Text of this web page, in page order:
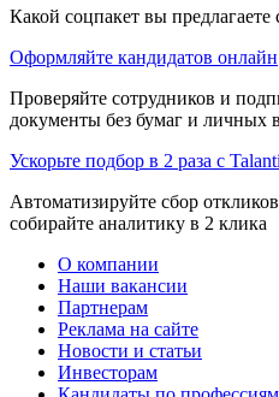
Какой соцпакет вы
Оформляйте кандидатов онлайн
Проверяйте сотрудников и
документы без бумаг и личных
Ускорьте подбор в 2 раза с
Автоматизируйте сбор
собирайте аналитику в 2 клика
О компании
Наши вакансии
Партнерам
Реклама на сайте
Новости и статьи
Инвесторам